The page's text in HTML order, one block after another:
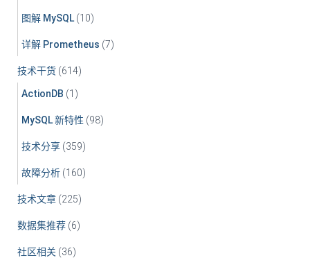
图解 MySQL (10)
详解 Prometheus (7)
技术干货 (614)
ActionDB (1)
MySQL 新特性 (98)
技术分享 (359)
故障分析 (160)
技术文章 (225)
数据集推荐 (6)
社区相关 (36)